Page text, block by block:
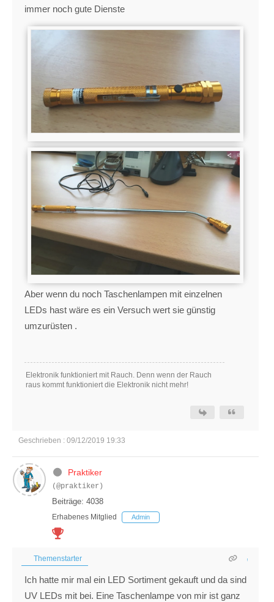
immer noch gute Dienste
Aber wenn du noch Taschenlampen mit einzelnen
LEDs hast wäre es ein Versuch wert sie günstig
umzurüsten .
Elektronik funktioniert mit Rauch. Denn wenn der Rauch
raus kommt funktioniert die Elektronik nicht mehr!
Geschrieben : 09/12/2019 19:33
Praktiker
(@praktiker)
Beiträge: 4038
Erhabenes Mitglied Admin
Themenstarter
Ich hatte mir mal ein LED Sortiment gekauft und da sind
UV LEDs mit bei. Eine Taschenlampe von mir ist ganz